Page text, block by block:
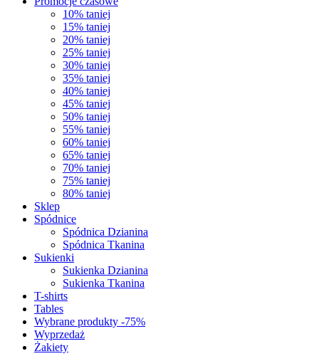
10% taniej
15% taniej
20% taniej
25% taniej
30% taniej
35% taniej
40% taniej
45% taniej
50% taniej
55% taniej
60% taniej
65% taniej
70% taniej
75% taniej
80% taniej
Sklep
Spódnice
Spódnica Dzianina
Spódnica Tkanina
Sukienki
Sukienka Dzianina
Sukienka Tkanina
T-shirts
Tables
Wybrane produkty -75%
Wyprzedaż
Żakiety